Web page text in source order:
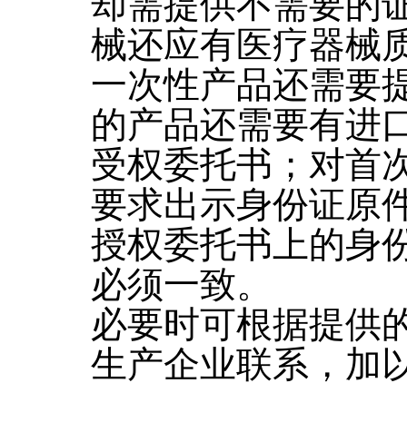
械还应有医疗器械
一次性产品还需要
的产品还需要有进
受权委托书；对首
要求出示身份证原
授权委托书上的身
必须一致。
必要时可根据提供
生产企业联系，加